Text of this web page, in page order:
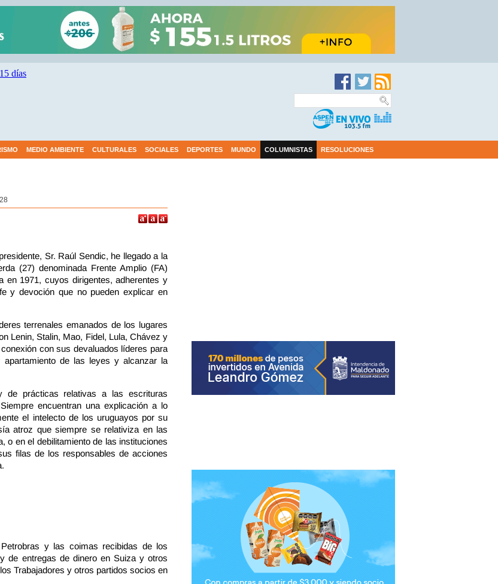
MEDIO AMBIENTE CULTURALES SOCIALES DEPORTES MUNDO COLUMNISTAS RESOLUCIONES
Sr. Raúl Sendic, he llegado a la
(27) denominada Frente Amplio (FA)
en 1971, cuyos dirigentes, adherentes y
y devoción que no pueden explicar en
terrenales emanados de los lugares
Lenin, Stalin, Mao, Fidel, Lula, Chávez y
con sus devaluados líderes para
apartamiento de las leyes y alcanzar la
de prácticas relativas a las escrituras
encuentran una explicación a lo
el intelecto de los uruguayos por su
atroz que siempre se relativiza en las
o en el debilitamiento de las instituciones
filas de los responsables de acciones
y las coimas recibidas de los
de entregas de dinero en Suiza y otros
Trabajadores y otros partidos socios en